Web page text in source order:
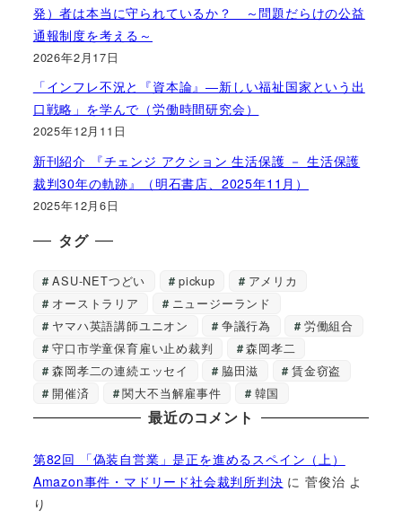
発）者は本当に守られているか？ ～問題だらけの公益
通報制度を考える～
2026年2月17日
「インフレ不況と『資本論』―新しい福祉国家という出
口戦略」を学んで（労働時間研究会）
2025年12月11日
新刊紹介 『チェンジ アクション 生活保護 － 生活保護
裁判30年の軌跡』（明石書店、2025年11月）
2025年12月6日
タグ
ASU-NETつどい pickup
アメリカ
オーストラリア
ニュージーランド
ヤマハ英語講師ユニオン
争議行為
労働組合
守口市学童保育雇い止め裁判
森岡孝二
森岡孝二の連続エッセイ
脇田滋
賃金窃盗
開催済
関大不当解雇事件 韓国
最近のコメント
第82回 「偽装自営業」是正を進めるスペイン（上）
Amazon事件・マドリード社会裁判所判決 に菅俊治 よ
り